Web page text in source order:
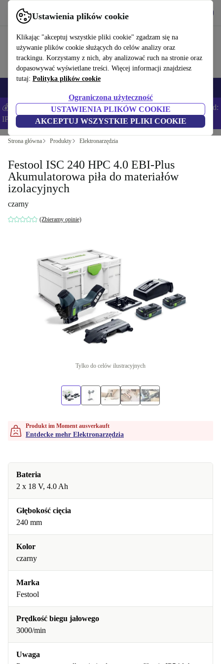
Ustawienia plików cookie
Klikając "akceptuj wszystkie pliki cookie" zgadzam się na
używanie plików cookie służących do celów analizy oraz
trackingu. Korzystamy z nich, aby analizować ruch na stronie oraz
dopasowywać wyświetlane treści. Więcej informacji znajdziesz
tutaj: Polityka plików cookie
Ograniczona użyteczność
USTAWIENIA PLIKÓW COOKIE
AKCEPTUJ WSZYSTKIE PLIKI COOKIE
Korzystaj z refurbed szybko i łatwo
💰Zaoszczędź DODATKOWE 5% na wszystkich iPhone’ach – Kod:
IPHONEDEAL –Regulamin
Strona główna Produkty Elektronarzędzia
Festool ISC 240 HPC 4.0 EBI-Plus
Akumulatorowa piła do materiałów
izolacyjnych
czarny
(Zbieramy opinie)
Tylko do celów ilustracyjnych
Produkt im Moment ausverkauft
Entdecke mehr Elektronarzędzia
Bateria
2 x 18 V, 4.0 Ah
Głębokość cięcia
240 mm
Kolor
czarny
Marka
Festool
Prędkość biegu jałowego
3000/min
Uwaga